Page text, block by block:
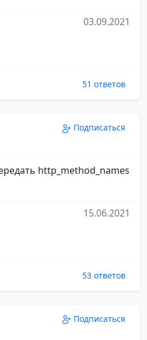
03.09.2021
51 ответов
Подписаться
http_method_names
15.06.2021
53 ответов
Подписаться